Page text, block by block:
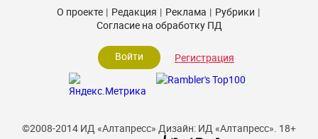
©2008-2014 ИД «Алтапресс» Дизайн: ИД «Алтапресс». 18+
О проекте Редакция Реклама
Рубрики
Согласие на обработку ПД
Войти Регистрация